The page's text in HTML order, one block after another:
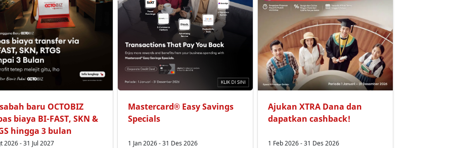
baru OCTOBIZ
biaya BI-FAST, SKN &
hingga 3 bulan
2026 - 31 Jul 2027
Mastercard® Easy Savings
Specials
1 Jan 2026 - 31 Des 2026
Ajukan XTRA Dana dan
dapatkan cashback!
1 Feb 2026 - 31 Des 2026